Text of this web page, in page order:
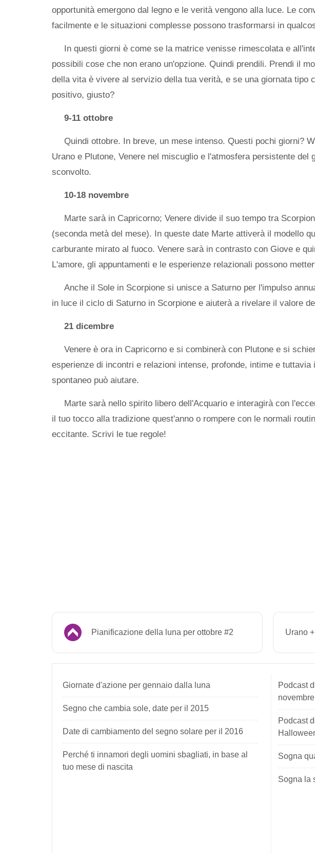
opportunità emergono dal legno e le verità vengono alla luce. Le
facilmente e le situazioni complesse possono trasformarsi in
In questi giorni è come se la matrice venisse rimescolata e
possibili cose che non erano un'opzione. Quindi prendili. Prendi il
della vita è vivere al servizio della tua verità, e se una giornata tipo
positivo, giusto?
9-11 ottobre
Quindi ottobre. In breve, un mese intenso. Questi pochi giorni?
Urano e Plutone, Venere nel miscuglio e l'atmosfera persistente del
sconvolto.
10-18 novembre
Marte sarà in Capricorno; Venere divide il suo tempo tra
(seconda metà del mese). In queste date Marte attiverà il modello
carburante mirato al fuoco. Venere sarà in contrasto con Giove e
L'amore, gli appuntamenti e le esperienze relazionali possono
Anche il Sole in Scorpione si unisce a Saturno per l'impulso
in luce il ciclo di Saturno in Scorpione e aiuterà a rivelare il valore
21 dicembre
Venere è ora in Capricorno e si combinerà con Plutone e si
esperienze di incontri e relazioni intense, profonde, intime e
spontaneo può aiutare.
Marte sarà nello spirito libero dell'Acquario e interagirà con
il tuo tocco alla tradizione quest'anno o rompere con le normali
eccitante. Scrivi le tue regole!
Pianificazione della luna per ottobre #2 Urano
Giornate d'azione per gennaio dalla luna
Segno che cambia sole, date per il 2015
Date di cambiamento del segno solare per il 2016
Perché ti innamori degli uomini sbagliati, in base al
tuo mese di nascita
Podcast
Podcast
Sogna
Sogna la